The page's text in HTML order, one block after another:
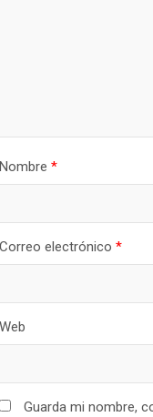
Nombre *
Correo electrónico *
Web
Guarda mi nombre,